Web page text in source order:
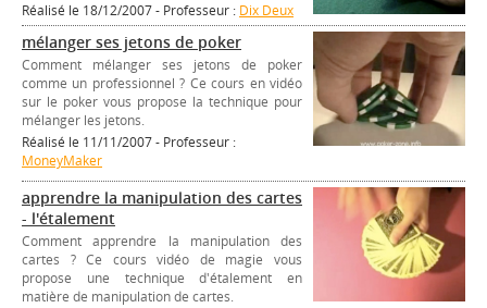
Réalisé le 18/12/2007 - Professeur : Dix Deux
mélanger ses jetons de poker
Comment mélanger ses jetons de poker
comme un professionnel ? Ce cours en vidéo
sur le poker vous propose la technique pour
mélanger les jetons.
Réalisé le 11/11/2007 - Professeur :
MoneyMaker
apprendre la manipulation des cartes
- l'étalement
Comment apprendre la manipulation des
cartes ? Ce cours vidéo de magie vous
propose une technique d'étalement en
matière de manipulation de cartes.